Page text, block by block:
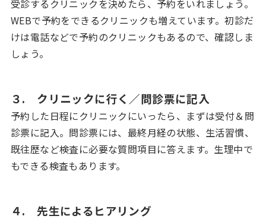
受診するクリニックを決めたら、予約をいれましょう。
WEBで予約をできるクリニックも増えています。初診だ
けは電話などで予約のクリニックもあるので、確認しま
しょう。
３. クリニックに行く／問診票に記入
予約した日程にクリニックにいったら、まずは受付＆問
診票に記入。問診票には、最終月経の状態、生活習慣、
既往歴など検査に必要な質問項目に答えます。生理中で
もできる検査もあります。
４. 先生によるヒアリング